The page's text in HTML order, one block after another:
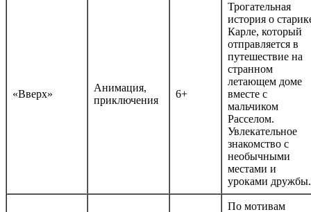
«Вверх»
Анимация,
приключения
6+
Трогательная
история о
Карле, который
отправляется в
путешествие на
странном
летающем доме
вместе с
мальчиком
Расселом.
Увлекательное
знакомство с
необычными
местами и
уроками дружбы.
По мотивам